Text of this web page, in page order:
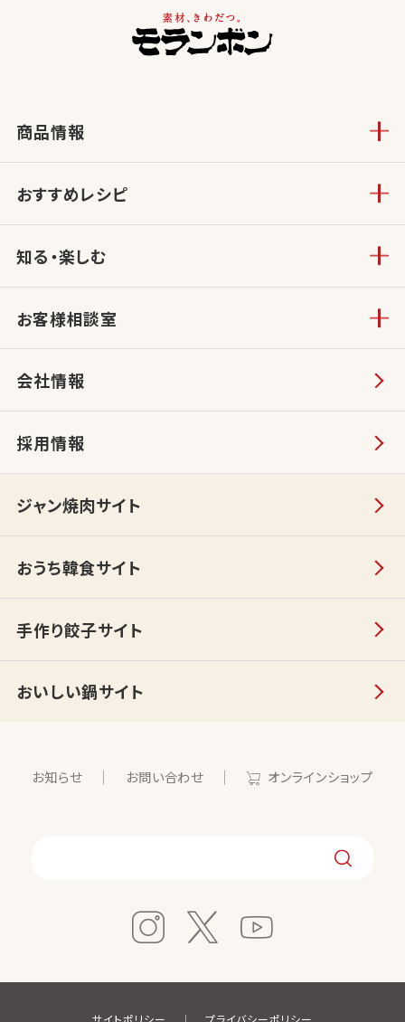
商品情報
おすすめレシピ
知る・楽しむ
お客様相談室
会社情報
採用情報
ジャン焼肉サイト
おうち韓食サイト
手作り餃子サイト
おいしい鍋サイト
お知らせ お問い合わせ オンラインショップ
サイトポリシー プライバシーポリシー